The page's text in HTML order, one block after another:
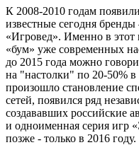
К 2008-2010 годам
известные сегодня
«Игровед». Именно в этот
«бум» уже современных
до 2015 года можно
на "настолки" по 20-50%
произошло становление
сетей, появился ряд
создававших российские
и одноименная серия игр
позже - только в 2016 году.